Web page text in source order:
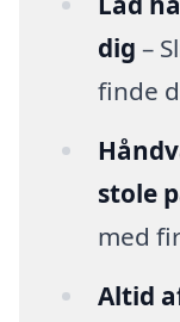
dig –
finde
stole
med
Altid